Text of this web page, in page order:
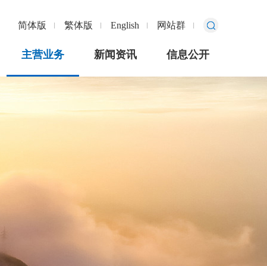
简体版 繁体版 English 网站群
主营业务 新闻资讯 信息公开